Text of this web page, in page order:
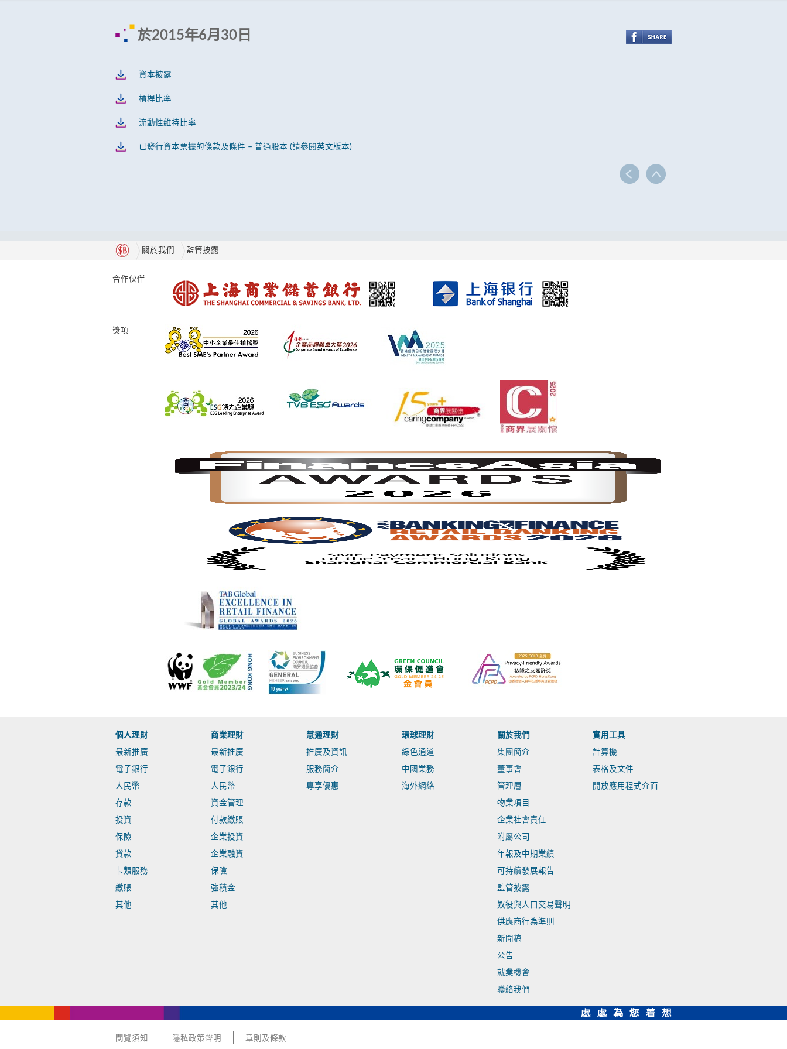
於2015年6月30日
資本披露
槓桿比率
流動性維持比率
已發行資本票據的條款及條件 – 普通股本 (請參閱英文版本)
關於我們 監管披露
合作伙伴
獎項
個人理財
最新推廣
電子銀行
人民幣
存款
投資
保險
貸款
卡類服務
繳賬
其他
商業理財
最新推廣
電子銀行
人民幣
資金管理
付款繳賬
企業投資
企業融資
保險
強積金
其他
慧通理財
推廣及資訊
服務簡介
專享優惠
環球理財
綠色通道
中國業務
海外網絡
關於我們
集團簡介
董事會
管理層
物業項目
企業社會責任
附屬公司
年報及中期業績
可持續發展報告
監管披露
奴役與人口交易聲明
供應商行為準則
新聞稿
公告
就業機會
聯絡我們
實用工具
計算機
表格及文件
開放應用程式介面
閱覽須知 隱私政策聲明 章則及條款